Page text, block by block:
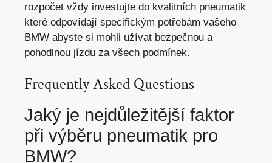
rozpočet vždy investujte do kvalitních pneumatik
které odpovídají specifickým potřebám vašeho
BMW abyste si mohli užívat bezpečnou a
pohodlnou jízdu za všech podmínek.
Frequently Asked Questions
Jaký je nejdůležitější faktor
při výběru pneumatik pro
BMW?